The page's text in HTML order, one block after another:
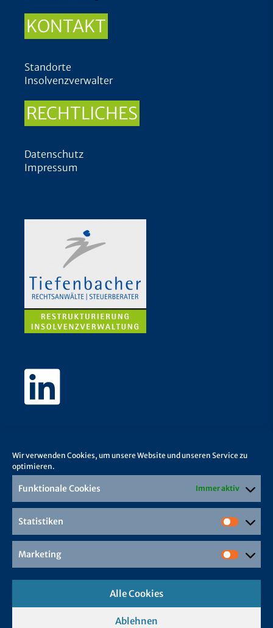
Wir verwenden Cookies, um unsere Website und unseren Service zu
optimieren.
Funktionale Cookies Immer aktiv
Statistiken
Marketing
Alle Cookies
Ablehnen
KONTAKT
Standorte
Insolvenzverwalter
RECHTLICHES
Datenschutz
Impressum